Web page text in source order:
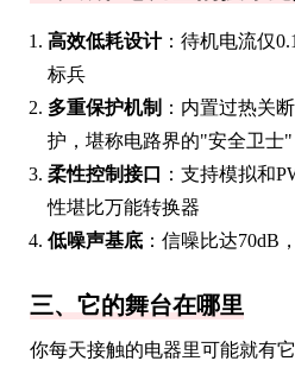
高效低耗设计：待机电流仅
标兵
多重保护机制 ：内置过热关
护，堪称电路界的"安全卫士"
柔性控制接口
：支持模拟和
性堪比万能转换器
低噪声基底 ：信噪比达70dB
三、它的舞台在哪里
你每天接触的电器里可能就有它